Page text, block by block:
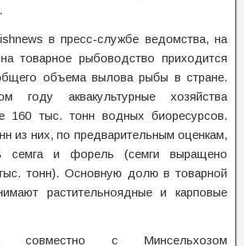
в пресс-службе ведомства, на
товарное рыбоводство приходится
объема вылова рыбы в стране.
году аквакультурные хозяйства
160 тыс. тонн водных биоресурсов.
из них, по предварительным оценкам,
семга и форель (семги выращено
тонн). Основную долю в товарной
растительноядные и карповые
совместно с Минсельхозом